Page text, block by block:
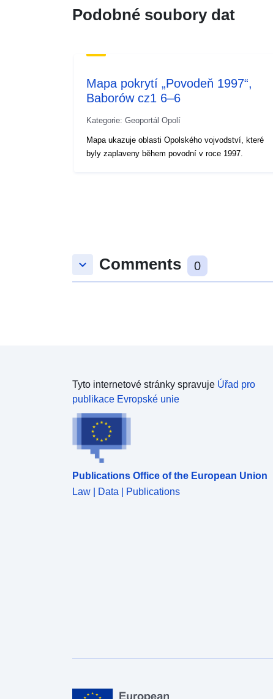
Podobné soubory dat
Mapa pokrytí „Povodeň 1997“,
Baborów cz1 6–6
Kategorie: Geoportál Opolí
Mapa ukazuje oblasti Opolského vojvodství, které
byly zaplaveny během povodní v roce 1997.
keyboard_arrow_down Comments 0
Tyto internetové stránky spravuje Úřad pro
publikace Evropské unie
Publications Office of the European Union
Law | Data | Publications